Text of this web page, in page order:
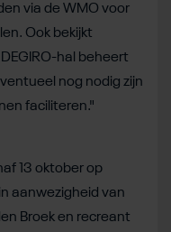
via de WMO voor
Ook bekijkt
hal beheert
nog nodig zijn
faciliteren."
13 oktober op
aanwezigheid van
Broek en recreant